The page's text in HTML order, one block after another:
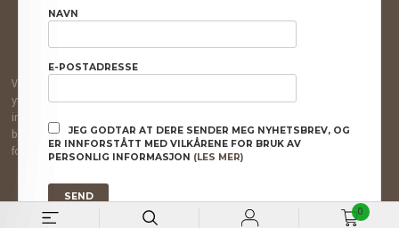
0
FRAKT
NYHETSBREV
Vår nettbutikk bruker cookies slik at du får en bedre kjøpsopplevelse og vi kan
yte deg bedre service. Vi bruker cookies hovedsaklig til å lagre
innloggingsdetaljer og huske hva du har puttet i handlekurven din. Fortsett å
bruke siden som normalt om du godtar dette.Les merellerendre innstillinger
for cookies.
NAVN
E-POSTADRESSE
JEG GODTAR AT DERE SENDER MEG NYHETSBREV, OG
ER INNFORSTÅTT MED VILKÅRENE FOR BRUK AV
PERSONLIG INFORMASJON (LES MER)